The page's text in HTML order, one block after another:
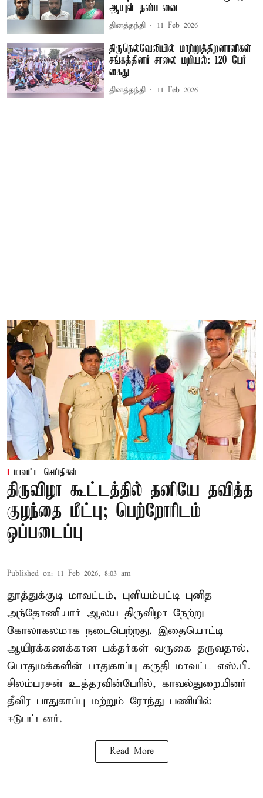
ஆயுள் தண்டனை
தினத்தந்தி 11 Feb 2026
திருநெல்வேலியில் மாற்றுத்திறனாளிகள்
சங்கத்தினர் சாலை மறியல்: 120 பேர்
கைது
தினத்தந்தி 11 Feb 2026
மாவட்ட செய்திகள்
திருவிழா கூட்டத்தில் தனியே தவித்த
குழந்தை மீட்பு; பெற்றோரிடம்
ஒப்படைப்பு
Published on: 11 Feb 2026, 8:03 am
தூத்துக்குடி மாவட்டம், புளியம்பட்டி புனித
அந்தோணியார் ஆலய திருவிழா நேற்று
கோலாகலமாக நடைபெற்றது. இதையொட்டி
ஆயிரக்கணக்கான பக்தர்கள் வருகை தருவதால்,
பொதுமக்களின் பாதுகாப்பு கருதி மாவட்ட எஸ்.பி.
சிலம்பரசன் உத்தரவின்பேரில், காவல்துறையினர்
தீவிர பாதுகாப்பு மற்றும் ரோந்து பணியில்
ஈடுபட்டனர்.
Read More